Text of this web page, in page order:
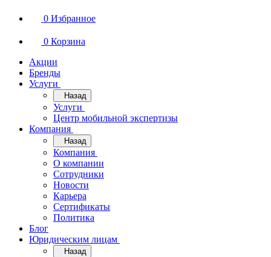
0 Избранное
0 Корзина
Акции
Бренды
Услуги
Назад
Услуги
Центр мобильной экспертизы
Компания
Назад
Компания
О компании
Сотрудники
Новости
Карьера
Сертификаты
Политика
Блог
Юридическим лицам
Назад